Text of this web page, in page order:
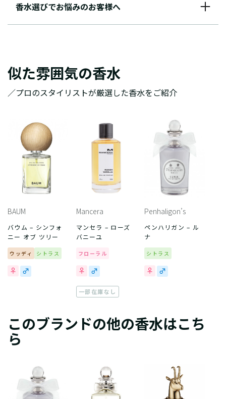
香水選びでお悩みのお客様へ
似た雰囲気の香水
／プロのスタイリストが厳選した香水をご紹介
BAUM
バウム – シンフォ
ニー オブ ツリー
ウッディ シトラス
Mancera
マンセラ – ローズ
バニーユ
フローラル
一部在庫なし
Penhaligon’s
ペンハリガン – ル
ナ
シトラス
このブランドの他の香水はこち
ら